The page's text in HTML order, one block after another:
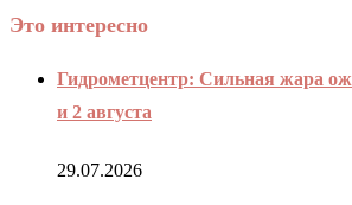
Это интересно
Гидрометцентр: Сильная жара
и 2 августа
29.07.2026